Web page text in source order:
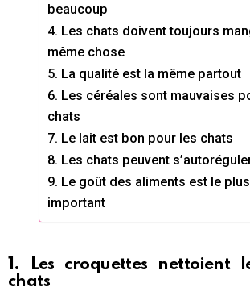
beaucoup
4. Les chats doivent toujours
même chose
5. La qualité est la même partout
6. Les céréales sont mauvaises
chats
7. Le lait est bon pour les chats
8. Les chats peuvent
9. Le goût des aliments est le plus
important
1. Les croquettes nettoient
chats